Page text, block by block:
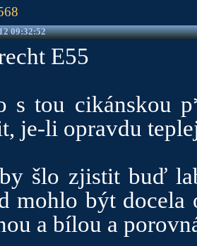
09:32:52
E55
s tou cikánskou
je-li opravdu
šlo zjistit buď
mohlo být
a bílou a